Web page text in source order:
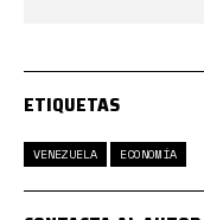
ETIQUETAS
VENEZUELA ECONOMÍA